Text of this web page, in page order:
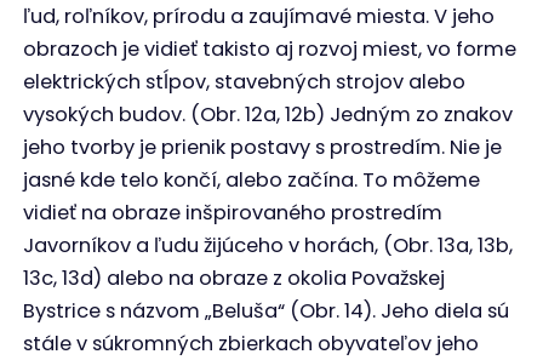
ľud, roľníkov, prírodu a zaujímavé miesta. V jeho
obrazoch je vidieť takisto aj rozvoj miest, vo forme
elektrických stĺpov, stavebných strojov alebo
vysokých budov. (Obr. 12a, 12b) Jedným zo znakov
jeho tvorby je prienik postavy s prostredím. Nie je
jasné kde telo končí, alebo začína. To môžeme
vidieť na obraze inšpirovaného prostredím
Javorníkov a ľudu žijúceho v horách, (Obr. 13a, 13b,
13c, 13d) alebo na obraze z okolia Považskej
Bystrice s názvom „Beluša“ (Obr. 14). Jeho diela sú
stále v súkromných zbierkach obyvateľov jeho